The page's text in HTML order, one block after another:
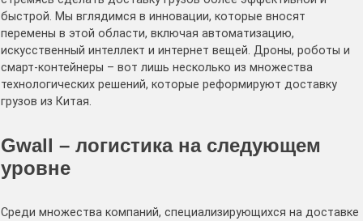
быстрой. Мы вглядимся в инновации, которые вносят
перемены в этой области, включая автоматизацию,
искусственный интеллект и интернет вещей. Дроны, роботы и
смарт-контейнеры – вот лишь несколько из множества
технологических решений, которые реформируют доставку
грузов из Китая.
Gwall – логистика на следующем
уровне
Среди множества компаний, специализирующихся на доставке